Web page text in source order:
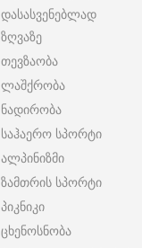
დასასვენებლად
ზღვაზე
თევზაობა
ლაშქრობა
ნადირობა
საჰაერო სპორტი
ალპინიზმი
ზამთრის სპორტი
პიკნიკი
ცხენოსნობა